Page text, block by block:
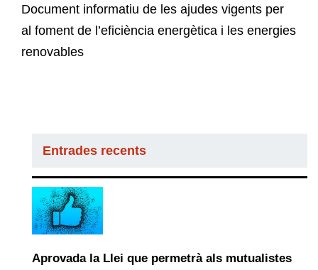
Document informatiu de les ajudes vigents per
al foment de l’eficiència energètica i les energies
renovables
Entrades recents
Aprovada la Llei que permetrà als mutualistes